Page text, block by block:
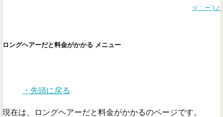
↑( ｀ー´)ノ
ロングヘアーだと料金がかかる メニュー
・先頭に戻る
現在は、ロングヘアーだと料金がかかるのページです。